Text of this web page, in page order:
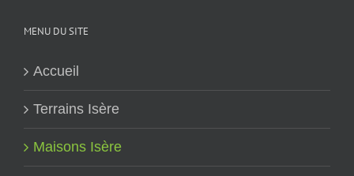
MENU DU SITE
Accueil
Terrains Isère
Maisons Isère